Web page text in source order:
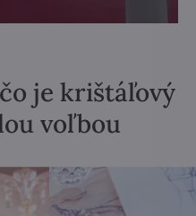
je krištáľový
voľbou